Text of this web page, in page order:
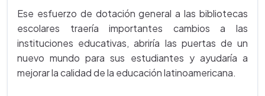
Ese esfuerzo de dotación general a las bibliotecas
escolares traería importantes cambios a las
instituciones educativas, abriría las puertas de un
nuevo mundo para sus estudiantes y ayudaría a
mejorar la calidad de la educación latinoamericana.